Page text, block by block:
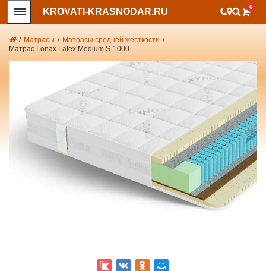
KROVATI-KRASNODAR.RU 0
/ Матрасы / Матрасы средней жесткости /
Матрас Lonax Latex Medium S-1000